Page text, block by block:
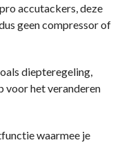
accutackers, deze
geen compressor of
diepteregeling,
voor het veranderen
waarmee je